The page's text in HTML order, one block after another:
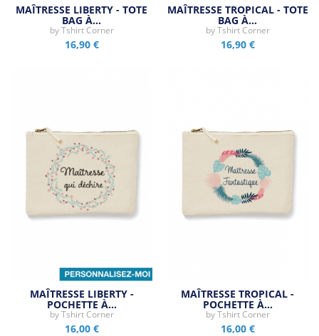
MAÎTRESSE LIBERTY - TOTE
BAG À…
byTshirt Corner
16,90 €
MAÎTRESSE TROPICAL - TOTE
BAG À…
byTshirt Corner
16,90 €
MAÎTRESSE LIBERTY -
POCHETTE À…
byTshirt Corner
16,00 €
MAÎTRESSE TROPICAL -
POCHETTE À…
byTshirt Corner
16,00 €